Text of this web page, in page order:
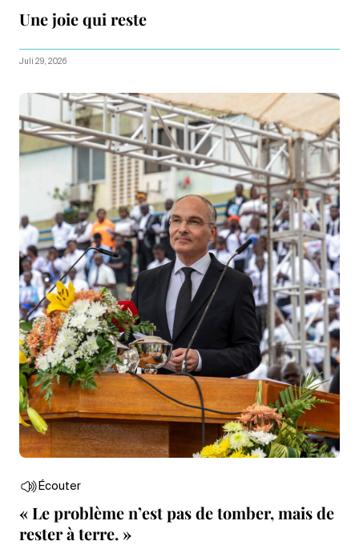
Une joie qui reste
Juli 29, 2026
Écouter
« Le problème n’est pas de tomber, mais de
rester à terre. »